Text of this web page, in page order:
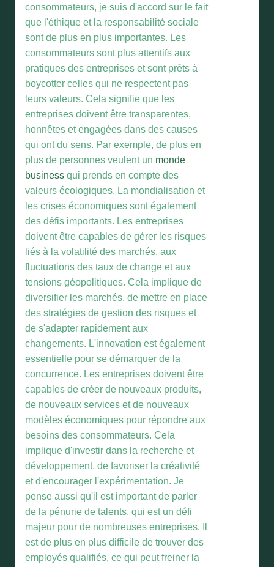
consommateurs, je suis d'accord sur le fait
que l'éthique et la responsabilité sociale
sont de plus en plus importantes. Les
consommateurs sont plus attentifs aux
pratiques des entreprises et sont prêts à
boycotter celles qui ne respectent pas
leurs valeurs. Cela signifie que les
entreprises doivent être transparentes,
honnêtes et engagées dans des causes
qui ont du sens. Par exemple, de plus en
plus de personnes veulent un monde
business qui prends en compte des
valeurs écologiques. La mondialisation et
les crises économiques sont également
des défis importants. Les entreprises
doivent être capables de gérer les risques
liés à la volatilité des marchés, aux
fluctuations des taux de change et aux
tensions géopolitiques. Cela implique de
diversifier les marchés, de mettre en place
des stratégies de gestion des risques et
de s'adapter rapidement aux
changements. L'innovation est également
essentielle pour se démarquer de la
concurrence. Les entreprises doivent être
capables de créer de nouveaux produits,
de nouveaux services et de nouveaux
modèles économiques pour répondre aux
besoins des consommateurs. Cela
implique d'investir dans la recherche et
développement, de favoriser la créativité
et d'encourager l'expérimentation. Je
pense aussi qu'il est important de parler
de la pénurie de talents, qui est un défi
majeur pour de nombreuses entreprises. Il
est de plus en plus difficile de trouver des
employés qualifiés, ce qui peut freiner la